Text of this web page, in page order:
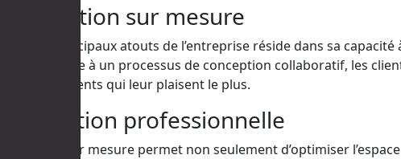
Conception sur mesure
L’un des principaux atouts de l’entreprise réside dans sa
espace. Grâce à un processus de conception collaboratif, les
les agencements qui leur plaisent le plus.
Installation professionnelle
Ce service sur mesure permet non seulement d’optimiser